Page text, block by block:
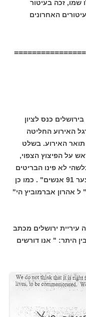
שמו, זכה בעיטור
האחרונים
כנס לציון
לרגל האירוע החליטה
תואר האירוע. בשלט
על הפיצוץ הצפוי,
לא פינו הבריטים
את הבניין וכתוצאה מכך נהרגו למרבה הצער 91 אנשים" . כמו כן
ל אהרון אברמוביץ הי"
ירושלים מכתב
היתר: " אנו דורשים